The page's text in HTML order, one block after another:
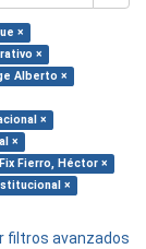
×
×
Alberto ×
×
×
Fierro, Héctor ×
×
filtros avanzados